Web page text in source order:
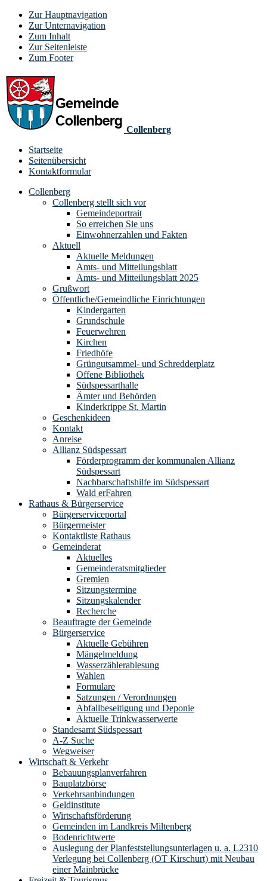
Zur Hauptnavigation
Zur Unternavigation
Zum Inhalt
Zur Seitenleiste
Zum Footer
Collenberg
Startseite
Seitenübersicht
Kontaktformular
Collenberg
Collenberg stellt sich vor
Gemeindeportrait
So erreichen Sie uns
Einwohnerzahlen und Fakten
Aktuell
Aktuelle Meldungen
Amts- und Mitteilungsblatt
Amts- und Mitteilungsblatt 2025
Grußwort
Öffentliche/Gemeindliche Einrichtungen
Kindergarten
Grundschule
Feuerwehren
Kirchen
Friedhöfe
Grüngutsammel- und Schredderplatz
Offene Bibliothek
Südspessarthalle
Ämter und Behörden
Kinderkrippe St. Martin
Geschenkideen
Kontakt
Anreise
Allianz Südspessart
Förderprogramm der kommunalen Allianz
Südspessart
Nachbarschaftshilfe im Südspessart
Wald erFahren
Rathaus & Bürgerservice
Bürgerserviceportal
Bürgermeister
Kontaktliste Rathaus
Gemeinderat
Aktuelles
Gemeinderatsmitglieder
Gremien
Sitzungstermine
Sitzungskalender
Recherche
Beauftragte der Gemeinde
Bürgerservice
Aktuelle Gebühren
Mängelmeldung
Wasserzählerablesung
Wahlen
Formulare
Satzungen / Verordnungen
Abfallbeseitigung und Deponie
Aktuelle Trinkwasserwerte
Standesamt Südspessart
A-Z Suche
Wegweiser
Wirtschaft & Verkehr
Bebauungsplanverfahren
Bauplatzbörse
Verkehrsanbindungen
Geldinstitute
Wirtschaftsförderung
Gemeinden im Landkreis Miltenberg
Bodenrichtwerte
Auslegung der Planfeststellungsunterlagen u. a. L2310
Verlegung bei Collenberg (OT Kirschurt) mit Neubau
einer Mainbrücke